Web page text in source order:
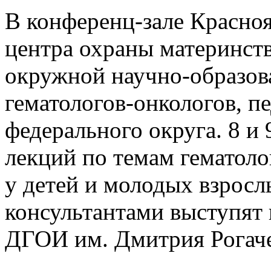
В конференц-зале
центра охраны
окружной научно-
гематологов-онкологов,
федерального округа. 8
лекций по темам
у детей и молодых
консультантами
ДГОИ им. Дмитрия